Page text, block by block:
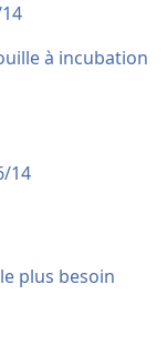
à incubation
14
plus besoin